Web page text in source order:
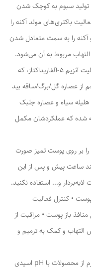
تولید سبوم به کوچک شدن
باکتری‌های مولد آکنه را
را به سمت متعادل شدن
مربوط به آن می‌شود.
علاوه بر این‌ها به‌منظور کنترل هرچه بیشتر فعالیت آنزیم 5-آلفاریداکتاز، که
از عصاره گل/برگ/ساقه بید
سیاه و عصاره جلبک
شده که عملکردشان مکمل
را بر روی پوست تمیز صورت
ساعت پیش و پس از این
• کنترل فعالیت
منافذ باز پوست • مراقبت از
التهاب و کمک به ترمیم و
منع مصرف : چند ساعت پیش و پس از این سرم از محصولات با pH اسیدی